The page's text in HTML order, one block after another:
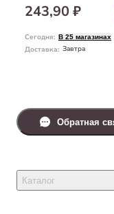
243,90 ₽
Сегодня: В 25 магазинах
Доставка: Завтра
Каталог
Обратная